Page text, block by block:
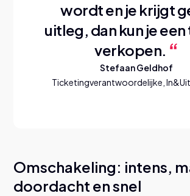
wordt en je krijgt
uitleg, dan kun je
verkopen.
Stefaan Geldhof
Ticketingverantwoordelijke,
Omschakeling: intens,
doordacht en snel